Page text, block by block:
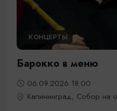
КОНЦЕРТЫ
Барокко в меню
06.09.2026 18:00
Калининград, Собор на